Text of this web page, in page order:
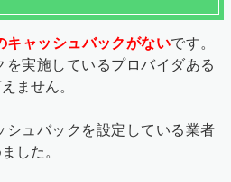
キャッシュバックがないです。
実施しているプロバイダある
ません。
シュバックを設定している業者
した。